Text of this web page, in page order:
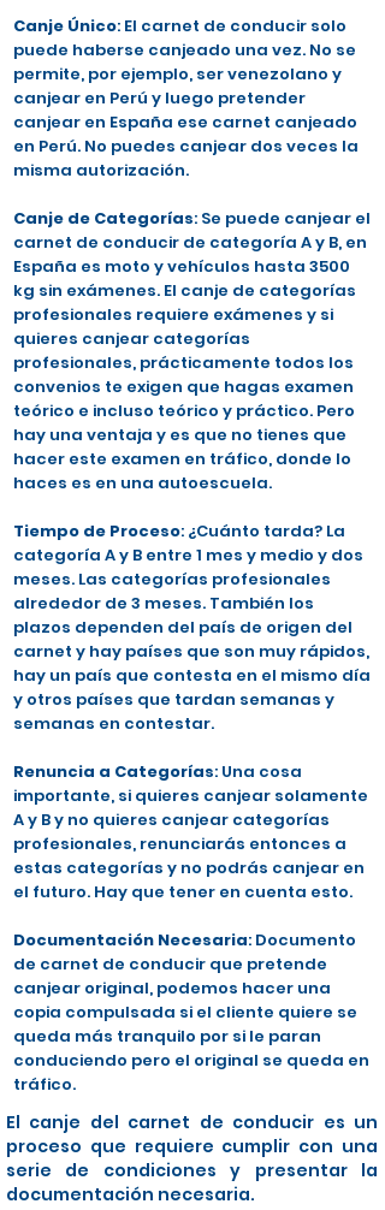
Canje Único: El carnet de conducir solo
puede haberse canjeado una vez. No se
permite, por ejemplo, ser venezolano y
canjear en Perú y luego pretender
canjear en España ese carnet canjeado
en Perú. No puedes canjear dos veces la
misma autorización.
Canje de Categorías: Se puede canjear el
carnet de conducir de categoría A y B, en
España es moto y vehículos hasta 3500
kg sin exámenes. El canje de categorías
profesionales requiere exámenes y si
quieres canjear categorías
profesionales, prácticamente todos los
convenios te exigen que hagas examen
teórico e incluso teórico y práctico. Pero
hay una ventaja y es que no tienes que
hacer este examen en tráfico, donde lo
haces es en una autoescuela.
Tiempo de Proceso: ¿Cuánto tarda? La
categoría A y B entre 1 mes y medio y dos
meses. Las categorías profesionales
alrededor de 3 meses. También los
plazos dependen del país de origen del
carnet y hay países que son muy rápidos,
hay un país que contesta en el mismo día
y otros países que tardan semanas y
semanas en contestar.
Renuncia a Categorías: Una cosa
importante, si quieres canjear solamente
A y B y no quieres canjear categorías
profesionales, renunciarás entonces a
estas categorías y no podrás canjear en
el futuro. Hay que tener en cuenta esto.
Documentación Necesaria: Documento
de carnet de conducir que pretende
canjear original, podemos hacer una
copia compulsada si el cliente quiere se
queda más tranquilo por si le paran
conduciendo pero el original se queda en
tráfico.
El canje del carnet de conducir es un
proceso que requiere cumplir con una
serie de condiciones y presentar la
documentación necesaria.